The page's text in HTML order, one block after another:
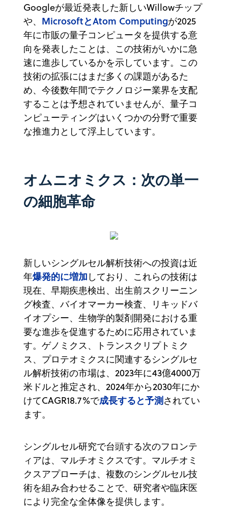
Googleが最近発表した新しいWillowチップ
や、 MicrosoftとAtom Computingが2025
年に市販の量子コンピュータを提供する意
向を発表したことは、この技術がいかに急
速に進歩しているかを示しています。この
技術の拡張にはまだ多くの課題があるた
め、今後数年間でテクノロジー業界を支配
することは予想されていませんが、量子コ
ンピューティングはいくつかの分野で重要
な推進力として浮上しています。
オムニオミクス：次の単一
の細胞革命
新しいシングルセル解析技術への投資は近
年爆発的に増加 しており、これらの技術は
現在、早期疾患検出、出生前スクリーニン
グ検査、バイオマーカー検査、リキッドバ
イオプシー、生物学的製剤開発における重
要な進歩を促進するために応用されていま
す。ゲノミクス、トランスクリプトミク
ス、プロテオミクスに関連するシングルセ
ル解析技術の市場は、2023年に43億4000万
米ドルと推定され、2024年から2030年にか
けてCAGR18.7%で成長すると予測されてい
ます。
シングルセル研究で台頭する次のフロンテ
ィアは、マルチオミクスです。マルチオミ
クスアプローチは、複数のシングルセル技
術を組み合わせることで、研究者や臨床医
により完全な全体像を提供します。